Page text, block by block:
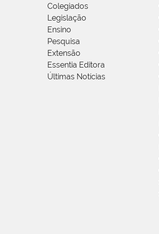
Colegiados
Legislação
Ensino
Pesquisa
Extensão
Essentia Editora
Últimas Notícias